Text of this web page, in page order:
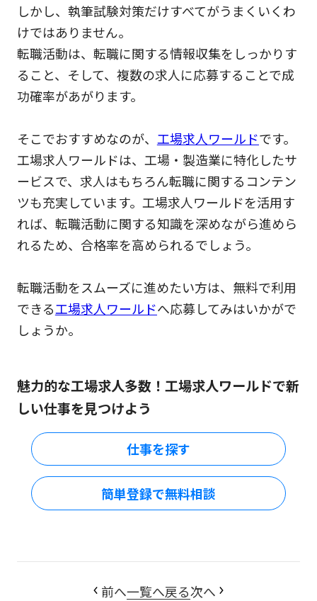
しかし、執筆試験対策だけすべてがうまくいくわ
けではありません。
転職活動は、転職に関する情報収集をしっかりす
ること、そして、複数の求人に応募することで成
功確率があがります。
そこでおすすめなのが、 工場求人ワールドです。
工場求人ワールドは、工場・製造業に特化したサ
ービスで、求人はもちろん転職に関するコンテン
ツも充実しています。工場求人ワールドを活用す
れば、転職活動に関する知識を深めながら進めら
れるため、合格率を高められるでしょう。
転職活動をスムーズに進めたい方は、無料で利用
できる工場求人ワールドへ応募してみはいかがで
しょうか。
魅力的な工場求人多数！工場求人ワールドで新
しい仕事を見つけよう
仕事を探す
簡単登録で無料相談
前へ一覧へ戻る次へ